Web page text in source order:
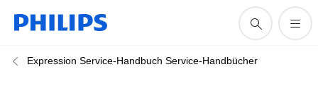
Expression Service-Handbuch Service-Handbücher